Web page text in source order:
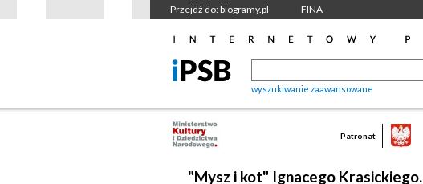
Przejdź do: biogramy.pl FINA
wyszukiwanie zaawansowane
Patronat
"Mysz i kot" Ignacego Krasickiego.